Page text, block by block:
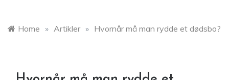
Home » Artikler » Hvornår må man rydde et dødsbo?